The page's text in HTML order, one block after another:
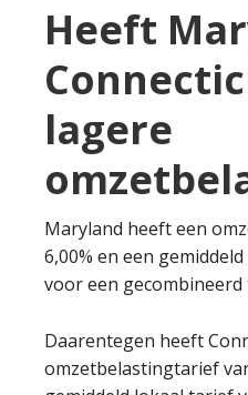
Heeft
lagere
Maryland heeft een
6,00% en een
voor een
Daarentegen heeft
omzetbelastingtarief